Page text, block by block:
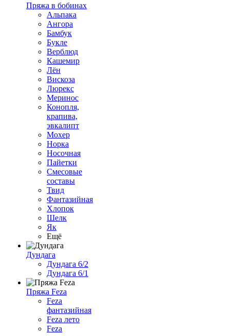
Пряжа в бобинах
Альпака
Ангора
Бамбук
Букле
Верблюд
Кашемир
Лён
Вискоза
Люрекс
Меринос
Конопля,
крапива,
эвкалипт
Мохер
Норка
Носочная
Пайетки
Смесовые
составы
Твид
Фантазийная
Хлопок
Шелк
Як
Ещё
Дундага
Дундага 6/2
Дундага 6/1
Пряжа Feza
Feza
фантазийная
Feza лето
Feza